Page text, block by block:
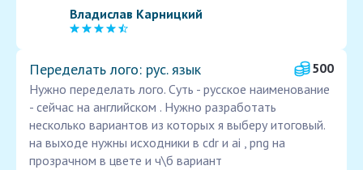
Владислав Карницкий
Переделать лого: рус. язык
500
Нужно переделать лого. Суть - русское наименование
- сейчас на английском . Нужно разработать
несколько вариантов из которых я выберу итоговый.
на выходе нужны исходники в cdr и ai , png на
прозрачном в цвете и ч\б вариант